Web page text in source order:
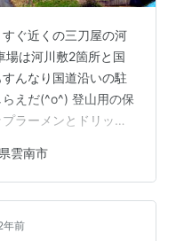
ぐ近くの三刀屋の河
場は河川敷2箇所と国
んなり国道沿いの駐
えだ(^o^) 登山用の保
ラーメンとドリップ
雲南市
年前